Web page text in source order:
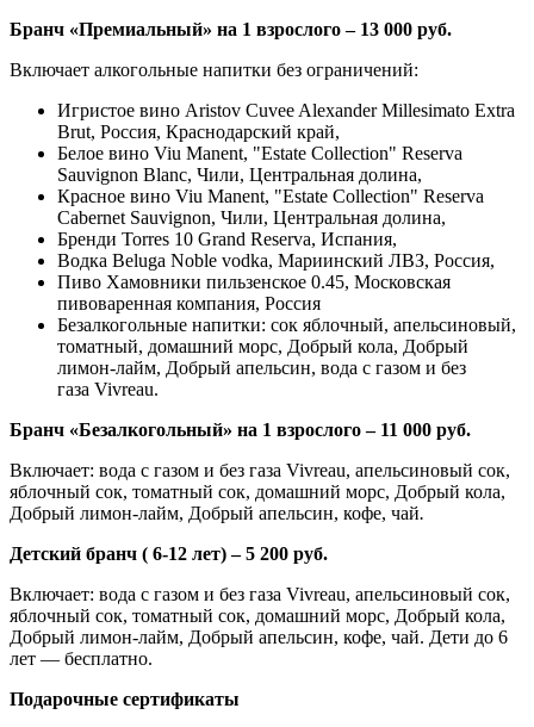
Бранч «Премиальный» на 1 взрослого – 13 000 руб.
Включает алкогольные напитки без ограничений:
Игристое вино Aristov Cuvee Alexander Millesimato Extra
Brut, Россия, Краснодарский край,
Белое вино Viu Manent, "Estate Collection" Reserva
Sauvignon Blanc, Чили, Центральная долина,
Красное вино Viu Manent, "Estate Collection" Reserva
Cabernet Sauvignon, Чили, Центральная долина,
Бренди Torres 10 Grand Reserva, Испания,
Водка Beluga Noble vodka, Мариинский ЛВЗ, Россия,
Пиво Хамовники пильзенское 0.45, Московская
пивоваренная компания, Россия
Безалкогольные напитки: сок яблочный, апельсиновый,
томатный, домашний морс, Добрый кола, Добрый
лимон-лайм, Добрый апельсин, вода с газом и без
газа Vivreau.
Бранч «Безалкогольный» на 1 взрослого – 11 000 руб.
Включает: вода с газом и без газа Vivreau, апельсиновый сок,
яблочный сок, томатный сок, домашний морс, Добрый кола,
Добрый лимон-лайм, Добрый апельсин, кофе, чай.
Детский бранч ( 6-12 лет) – 5 200 руб.
Включает: вода с газом и без газа Vivreau, апельсиновый сок,
яблочный сок, томатный сок, домашний морс, Добрый кола,
Добрый лимон-лайм, Добрый апельсин, кофе, чай. Дети до 6
лет — бесплатно.
Подарочные сертификаты